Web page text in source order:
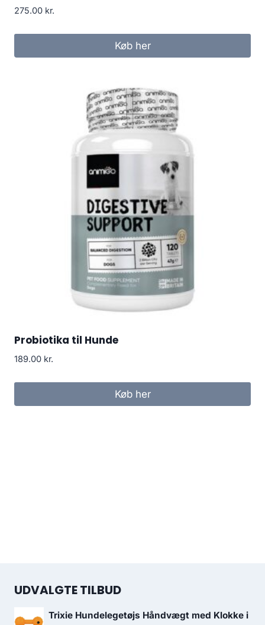
275.00 kr.
Køb her
Probiotika til Hunde
189.00 kr.
Køb her
UDVALGTE TILBUD
Trixie Hundelegetøjs Håndvægt med Klokke i